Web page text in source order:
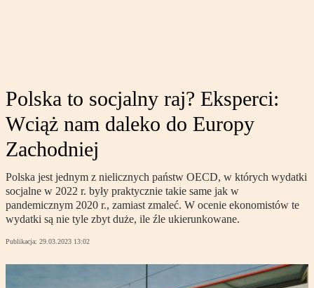
Polska to socjalny raj? Eksperci:
Wciąż nam daleko do Europy
Zachodniej
Polska jest jednym z nielicznych państw OECD, w których wydatki
socjalne w 2022 r. były praktycznie takie same jak w
pandemicznym 2020 r., zamiast zmaleć. W ocenie ekonomistów te
wydatki są nie tyle zbyt duże, ile źle ukierunkowane.
Publikacja: 29.03.2023 13:02